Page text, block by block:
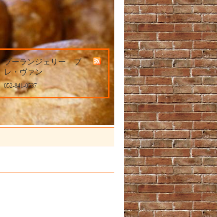
ブーランジェリー ブ
レ・ヴァン
052-841-0537